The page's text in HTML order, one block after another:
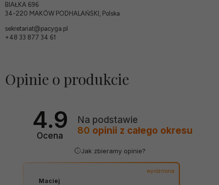
BIAŁKA 696
34-220 MAKÓW PODHALAŃSKI, Polska
sekretariat@pacyga.pl
+48 33 877 34 61
Opinie o produkcie
4.9
Ocena
Na podstawie
80 opinii z całego okresu
Jak zbieramy opinie?
wyróżniona
Maciej